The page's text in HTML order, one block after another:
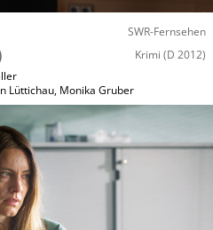
SWR-Fernsehen
Krimi (D 2012)
Lüttichau, Monika Gruber